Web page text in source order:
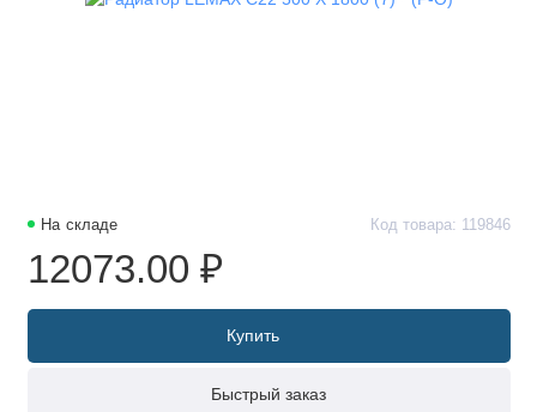
На складе Код товара: 119846
12073.00 ₽
Купить
Быстрый заказ